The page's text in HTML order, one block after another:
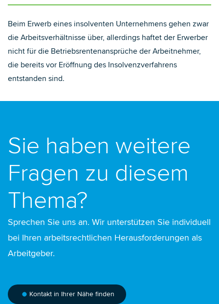
Beim Erwerb eines insolventen Unternehmens gehen zwar
die Arbeitsverhältnisse über, allerdings haftet der Erwerber
nicht für die Betriebsrentenansprüche der Arbeitnehmer,
die bereits vor Eröffnung des Insolvenzverfahrens
entstanden sind.
Sie haben weitere
Fragen zu diesem
Thema?
Sprechen Sie uns an. Wir unterstützen Sie individuell
bei Ihren arbeitsrechtlichen Herausforderungen als
Arbeitgeber.
Kontakt in Ihrer Nähe finden